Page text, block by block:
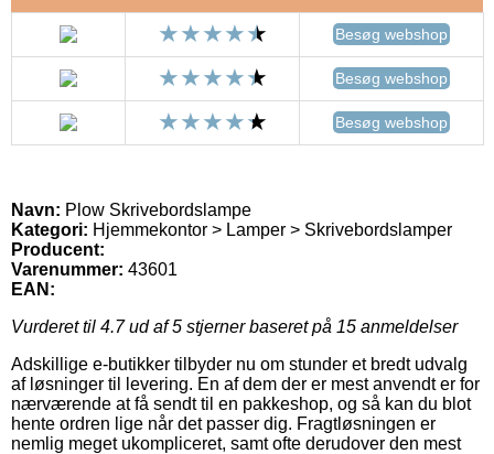
Besøg webshop
Besøg webshop
Besøg webshop
Navn: Plow Skrivebordslampe
Kategori: Hjemmekontor > Lamper > Skrivebordslamper
Producent:
Varenummer: 43601
EAN:
Vurderet til 4.7ud af 5 stjerner baseret på 15 anmeldelser
Adskillige e-butikker tilbyder nu om stunder et bredt udvalg
af løsninger til levering. En af dem der er mest anvendt er for
nærværende at få sendt til en pakkeshop, og så kan du blot
hente ordren lige når det passer dig. Fragtløsningen er
nemlig meget ukompliceret, samt ofte derudover den mest